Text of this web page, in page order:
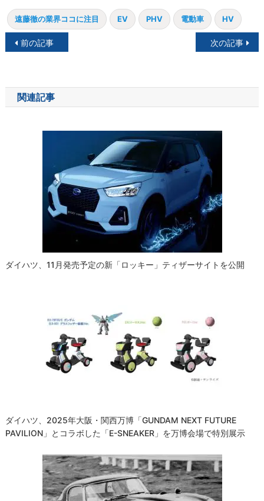
遠藤徹の業界ココに注目 EV PHV 電動車 HV
投
ナ
ビ
前の記事 次の記事
関連記事
ダイハツ、11月発売予定の新「ロッキー」ティザーサイトを公開
ダイハツ、2025年大阪・関西万博「GUNDAM NEXT FUTURE
PAVILION」とコラボした「e-SNEAKER」を万博会場で特別展示